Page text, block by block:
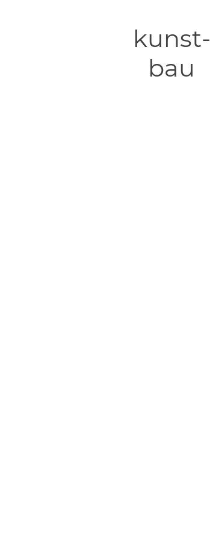
kunst-
bau